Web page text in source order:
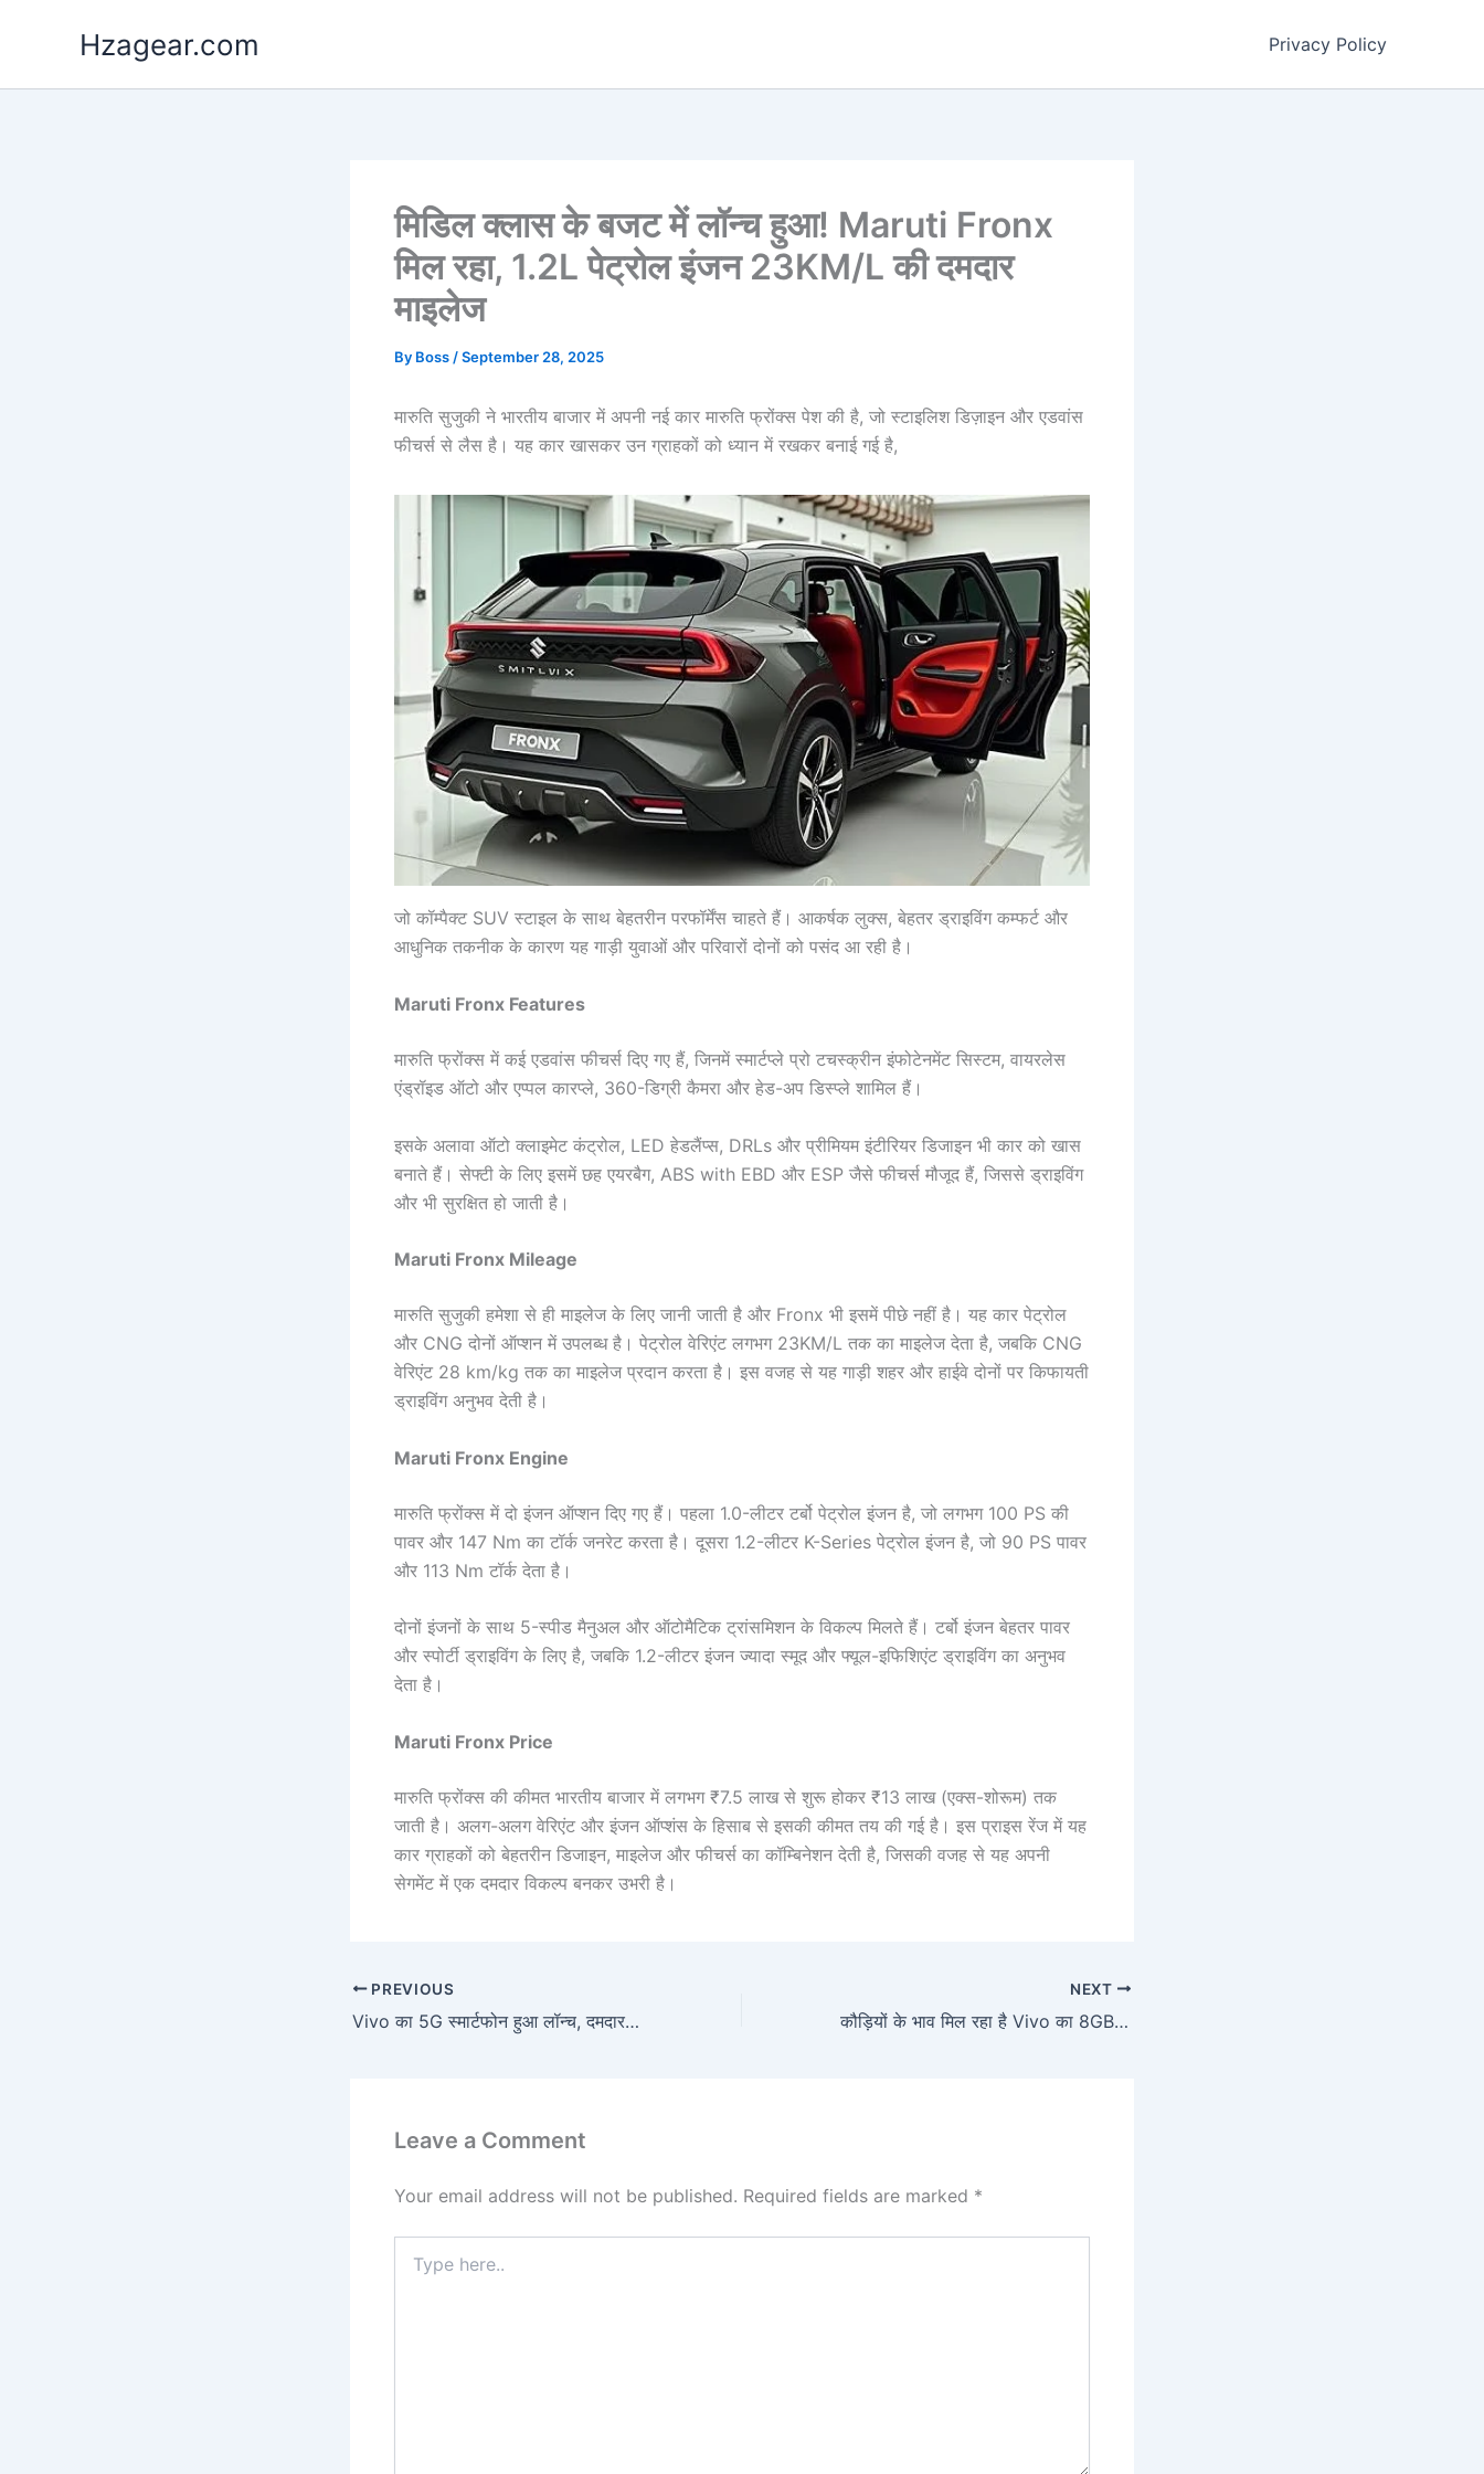
Hzagear.com Privacy Policy
मिडिल क्लास के बजट में लॉन्च हुआ! Maruti Fronx
मिल रहा, 1.2L पेट्रोल इंजन 23KM/L की दमदार
माइलेज
By Boss /September 28, 2025
मारुति सुजुकी ने भारतीय बाजार में अपनी नई कार मारुति फ्रोंक्स पेश की है, जो स्टाइलिश डिज़ाइन और एडवांस
फीचर्स से लैस है। यह कार खासकर उन ग्राहकों को ध्यान में रखकर बनाई गई है,
जो कॉम्पैक्ट SUV स्टाइल के साथ बेहतरीन परफॉर्मेंस चाहते हैं। आकर्षक लुक्स, बेहतर ड्राइविंग कम्फर्ट और
आधुनिक तकनीक के कारण यह गाड़ी युवाओं और परिवारों दोनों को पसंद आ रही है।
Maruti Fronx Features
मारुति फ्रोंक्स में कई एडवांस फीचर्स दिए गए हैं, जिनमें स्मार्टप्ले प्रो टचस्क्रीन इंफोटेनमेंट सिस्टम, वायरलेस
एंड्रॉइड ऑटो और एप्पल कारप्ले, 360-डिग्री कैमरा और हेड-अप डिस्प्ले शामिल हैं।
इसके अलावा ऑटो क्लाइमेट कंट्रोल, LED हेडलैंप्स, DRLs और प्रीमियम इंटीरियर डिजाइन भी कार को खास
बनाते हैं। सेफ्टी के लिए इसमें छह एयरबैग, ABS with EBD और ESP जैसे फीचर्स मौजूद हैं, जिससे ड्राइविंग
और भी सुरक्षित हो जाती है।
Maruti Fronx Mileage
मारुति सुजुकी हमेशा से ही माइलेज के लिए जानी जाती है और Fronx भी इसमें पीछे नहीं है। यह कार पेट्रोल
और CNG दोनों ऑप्शन में उपलब्ध है। पेट्रोल वेरिएंट लगभग 23KM/L तक का माइलेज देता है, जबकि CNG
वेरिएंट 28 km/kg तक का माइलेज प्रदान करता है। इस वजह से यह गाड़ी शहर और हाईवे दोनों पर किफायती
ड्राइविंग अनुभव देती है।
Maruti Fronx Engine
मारुति फ्रोंक्स में दो इंजन ऑप्शन दिए गए हैं। पहला 1.0-लीटर टर्बो पेट्रोल इंजन है, जो लगभग 100 PS की
पावर और 147 Nm का टॉर्क जनरेट करता है। दूसरा 1.2-लीटर K-Series पेट्रोल इंजन है, जो 90 PS पावर
और 113 Nm टॉर्क देता है।
दोनों इंजनों के साथ 5-स्पीड मैनुअल और ऑटोमैटिक ट्रांसमिशन के विकल्प मिलते हैं। टर्बो इंजन बेहतर पावर
और स्पोर्टी ड्राइविंग के लिए है, जबकि 1.2-लीटर इंजन ज्यादा स्मूद और फ्यूल-इफिशिएंट ड्राइविंग का अनुभव
देता है।
Maruti Fronx Price
मारुति फ्रोंक्स की कीमत भारतीय बाजार में लगभग ₹7.5 लाख से शुरू होकर ₹13 लाख (एक्स-शोरूम) तक
जाती है। अलग-अलग वेरिएंट और इंजन ऑप्शंस के हिसाब से इसकी कीमत तय की गई है। इस प्राइस रेंज में यह
कार ग्राहकों को बेहतरीन डिजाइन, माइलेज और फीचर्स का कॉम्बिनेशन देती है, जिसकी वजह से यह अपनी
सेगमेंट में एक दमदार विकल्प बनकर उभरी है।
PREVIOUS
Vivo का 5G स्मार्टफोन हुआ लॉन्च, दमदार 8GB रैम, 256GB स्टोरेज और 44W चार्जर के साथ मिलेगा प्रीमियम लुक
NEXT
कौड़ियों के भाव मिल रहा है Vivo का 8GB रैम 256GB स्टोरेज वेरीअन्ट वाला 5G स्मार्टफ़ोन, खरीदें
Leave a Comment
Your email address will not be published. Required fields are marked *
here..